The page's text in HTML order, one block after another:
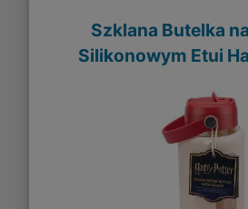
Szklana Butelka
Silikonowym Etui